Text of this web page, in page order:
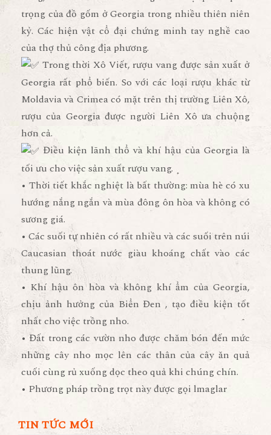
trọng của đồ gốm ở Georgia trong nhiều thiên niên
kỷ. Các hiện vật cổ đại chứng minh tay nghề cao
của thợ thủ công địa phương.
Trong thời Xô Viết, rượu vang được sản xuất ở
Georgia rất phổ biến. So với các loại rượu khác từ
Moldavia và Crimea có mặt trên thị trường Liên Xô,
rượu của Georgia được người Liên Xô ưa chuộng
hơn cả.
Điều kiện lãnh thổ và khí hậu của Georgia là
tối ưu cho việc sản xuất rượu vang.
• Thời tiết khắc nghiệt là bất thường: mùa hè có xu
hướng nắng ngắn và mùa đông ôn hòa và không có
sương giá.
• Các suối tự nhiên có rất nhiều và các suối trên núi
Caucasian thoát nước giàu khoáng chất vào các
thung lũng.
• Khí hậu ôn hòa và không khí ẩm của Georgia,
chịu ảnh hưởng của Biển Đen , tạo điều kiện tốt
nhất cho việc trồng nho.
• Đất trong các vườn nho được chăm bón đến mức
những cây nho mọc lên các thân của cây ăn quả
cuối cùng rủ xuống dọc theo quả khi chúng chín.
• Phương pháp trồng trọt này được gọi lmaglar
TIN TỨC MỚI